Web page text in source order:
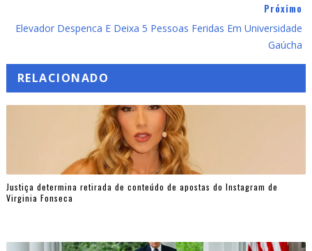
Próximo
Elevador Despenca E Deixa 5 Pessoas Feridas Em Universidade
Gaúcha
RELACIONADO
Justiça determina retirada de conteúdo de apostas do Instagram de
Virginia Fonseca